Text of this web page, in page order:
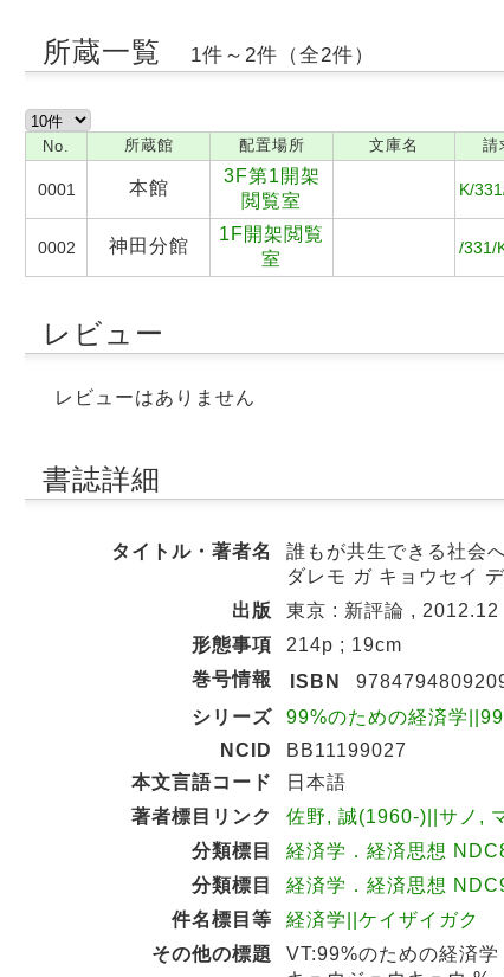
所蔵一覧 1件～2件（全2件）
No. 所蔵館 配置場所 文庫名 請
0001 本館
3F第1開架
閲覧室
K/
0002 神田分館
1F開架閲覧
室
/331/
レビュー
レビューはありません
書誌詳細
タイトル・著者名
誰もが共生できる社会
ダレモ ガ キョウセイ
出版
東京 : 新評論 , 2012.12
形態事項
214p ; 19cm
巻号情報
ISBN
シリーズ
99%のための経済学
NCID
BB11199027
本文言語コード
日本語
著者標目リンク
佐野, 誠(1960-)||サノ,
分類標目
経済学．経済思想
分類標目
経済学．経済思想
件名標目等
経済学||ケイザイガク
その他の標題
VT:99%のための経済学